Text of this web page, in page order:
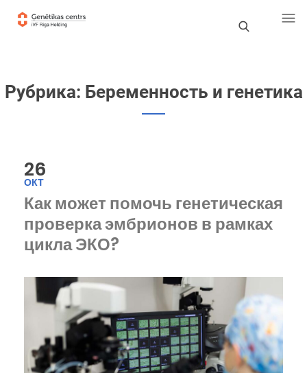
и
Рубрика: Беременность и генетика
26
ОКТ
Как может помочь генетическая
проверка эмбрионов в рамках
цикла ЭКО?